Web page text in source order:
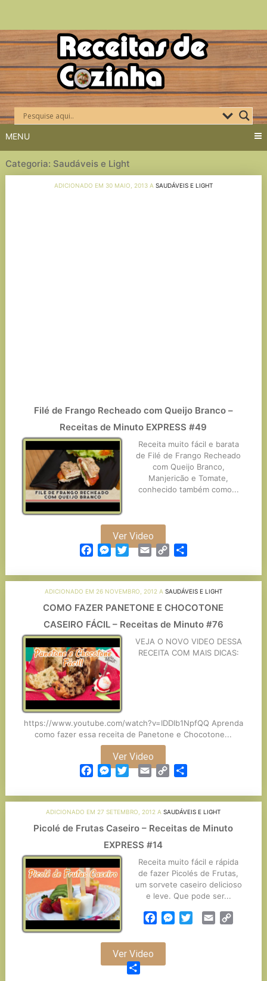
Skip
to
content
MENU
Categoria: Saudáveis e Light
ADICIONADO EM 30 MAIO, 2013 A SAUDÁVEIS E LIGHT
Filé de Frango Recheado com Queijo Branco –
Receitas de Minuto EXPRESS #49
Receita muito fácil e barata
de Filé de Frango Recheado
com Queijo Branco,
Manjericão e Tomate,
conhecido também como...
Ver Video
Facebook
Messenger
TwitterEmail Copy
ADICIONADO EM 26 NOVEMBRO, 2012 A SAUDÁVEIS E LIGHT
COMO FAZER PANETONE E CHOCOTONE
CASEIRO FÁCIL – Receitas de Minuto #76
VEJA O NOVO VIDEO DESSA
RECEITA COM MAIS DICAS:
https://www.youtube.com/watch?v=IDDlb1NpfQQ Aprenda
como fazer essa receita de Panetone e Chocotone...
Ver Video
Facebook
Messenger
TwitterEmail Copy
ADICIONADO EM 27 SETEMBRO, 2012 ASAUDÁVEIS E LIGHT
Picolé de Frutas Caseiro – Receitas de Minuto
EXPRESS #14
Receita muito fácil e rápida
de fazer Picolés de Frutas,
um sorvete caseiro delicioso
e leve. Que pode ser...
Ver Video
FacebookMessenger
TwitterEmail
Partilhar